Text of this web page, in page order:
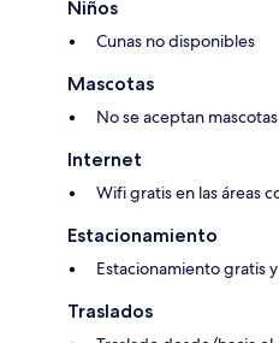
Niños
Cunas no disponibles
Mascotas
No se aceptan mascotas
Internet
Wifi gratis en las áreas
Estacionamiento
Estacionamiento gratis
Traslados